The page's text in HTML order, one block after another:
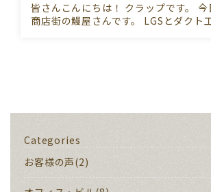
皆さんこんにちは！ クラップです。
商店街の鰻屋さんです。 LGSとダクト
Categories
お客様の声(2)